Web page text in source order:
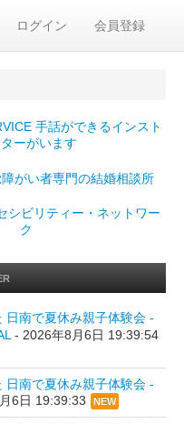
ログイン 会員登録
日南で夏休み親子体験会 -
- 2026年8月6日 19:39:54
日南で夏休み親子体験会 -
6日 19:39:33 NEW